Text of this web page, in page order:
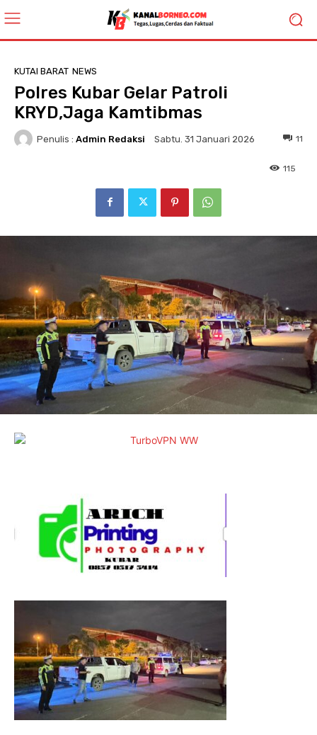
KUTAI BARAT NEWS
Polres Kubar Gelar Patroli
KRYD,Jaga Kamtibmas
Penulis : Admin Redaksi Sabtu. 31 Januari 2026 11
115